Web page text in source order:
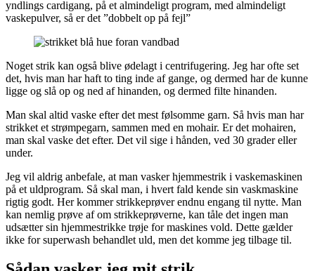
yndlings cardigang, på et almindeligt program, med almindeligt
vaskepulver, så er det ”dobbelt op på fejl”
Noget strik kan også blive ødelagt i centrifugering. Jeg har ofte set
det, hvis man har haft to ting inde af gange, og dermed har de kunne
ligge og slå op og ned af hinanden, og dermed filte hinanden.
Man skal altid vaske efter det mest følsomme garn. Så hvis man har
strikket et strømpegarn, sammen med en mohair. Er det mohairen,
man skal vaske det efter. Det vil sige i hånden, ved 30 grader eller
under.
Jeg vil aldrig anbefale, at man vasker hjemmestrik i vaskemaskinen
på et uldprogram. Så skal man, i hvert fald kende sin vaskmaskine
rigtig godt. Her kommer strikkeprøver endnu engang til nytte. Man
kan nemlig prøve af om strikkeprøverne, kan tåle det ingen man
udsætter sin hjemmestrikke trøje for maskines vold. Dette gælder
ikke for superwash behandlet uld, men det komme jeg tilbage til.